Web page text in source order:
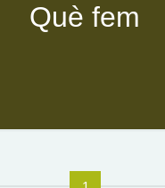
Què fem